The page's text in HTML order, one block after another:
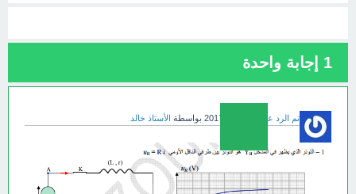
1 إجابة واحدة
تم الرد عليه بواسطة الأستاذ خالد